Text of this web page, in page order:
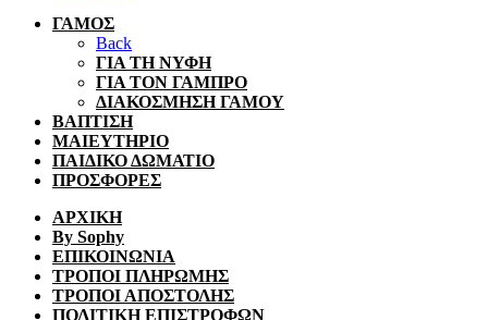
ΓΑΜΟΣ
Back
ΓΙΑ ΤΗ ΝΥΦΗ
ΓΙΑ ΤΟΝ ΓΑΜΠΡΟ
ΔΙΑΚΟΣΜΗΣΗ ΓΑΜΟΥ
ΒΑΠΤΙΣΗ
ΜΑΙΕΥΤΗΡΙΟ
ΠΑΙΔΙΚΟ ΔΩΜΑΤΙΟ
ΠΡΟΣΦΟΡΕΣ
ΑΡΧΙΚΗ
By Sophy
ΕΠΙΚΟΙΝΩΝΙΑ
ΤΡΟΠΟΙ ΠΛΗΡΩΜΗΣ
ΤΡΟΠΟΙ ΑΠΟΣΤΟΛΗΣ
ΠΟΛΙΤΙΚΗ ΕΠΙΣΤΡΟΦΩΝ